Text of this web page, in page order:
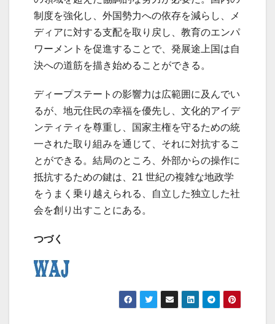
制度を強化し、外国勢力への依存を減らし、メ
ディアに対する支配を取り戻し、教育のエンパ
ワーメントを促進することで、発展途上国は自
決への道筋を描き始めることができる。
ディープステートの影響力は広範囲に及んでい
るが、地元住民の幸福を優先し、文化的アイデ
ンティティを尊重し、国家主権を守るための統
一された取り組みを通じて、それに対抗するこ
とができる。結局のところ、外部からの操作に
抵抗するための鍵は、21 世紀の複雑な地政学
をうまく乗り越えられる、自立した独立した社
会を創り出すことにある。
つづく